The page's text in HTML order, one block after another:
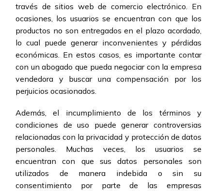
través de sitios web de comercio electrónico. En
ocasiones, los usuarios se encuentran con que los
productos no son entregados en el plazo acordado,
lo cual puede generar inconvenientes y pérdidas
económicas. En estos casos, es importante contar
con un abogado que pueda negociar con la empresa
vendedora y buscar una compensación por los
perjuicios ocasionados.
Además, el incumplimiento de los términos y
condiciones de uso puede generar controversias
relacionadas con la privacidad y protección de datos
personales. Muchas veces, los usuarios se
encuentran con que sus datos personales son
utilizados de manera indebida o sin su
consentimiento por parte de las empresas